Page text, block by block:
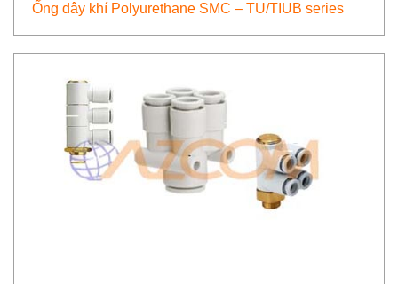
Ống dây khí Polyurethane SMC – TU/TIUB series